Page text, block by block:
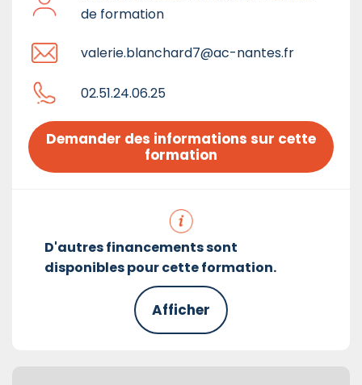
de formation
valerie.blanchard7@ac-nantes.fr
02.51.24.06.25
Demander des informations sur cette
formation
D'autres financements sont
disponibles pour cette formation.
Afficher